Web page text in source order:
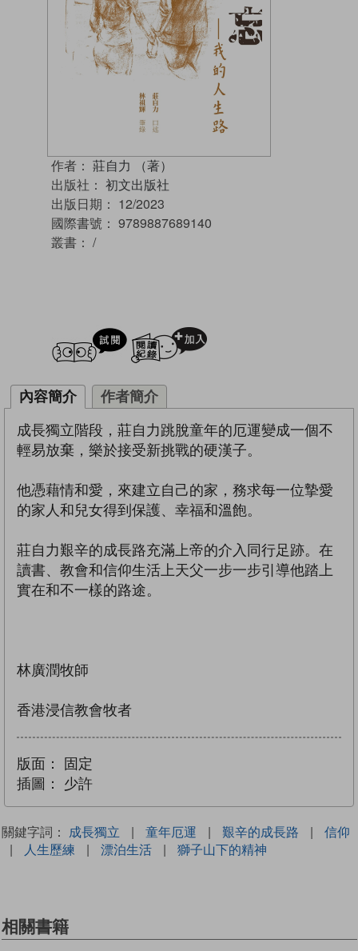
作者： 莊自力 （著）
出版社： 初文出版社
出版日期： 12/2023
國際書號： 9789887689140
叢書： /
試閲
內容簡介 作者簡介
成長獨立階段，莊自力跳脫童年的厄運變成一個不
輕易放棄，樂於接受新挑戰的硬漢子。
他憑藉情和愛，來建立自己的家，務求每一位摯愛
的家人和兒女得到保護、幸福和溫飽。
莊自力艱辛的成長路充滿上帝的介入同行足跡。在
讀書、教會和信仰生活上天父一步一步引導他踏上
實在和不一樣的路途。
林廣潤牧師
香港浸信教會牧者
版面：
固定
插圖：
少許
關鍵字詞： 成長獨立 | 童年厄運 | 艱辛的成長路 |
信仰
|
人生歷練 | 漂泊生活 | 獅子山下的精神
相關書籍